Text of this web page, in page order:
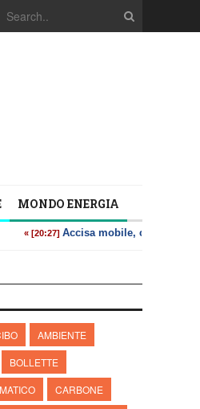
MONDO ENERGIA
AMBIENTE
BOLLETTE
CARBONE